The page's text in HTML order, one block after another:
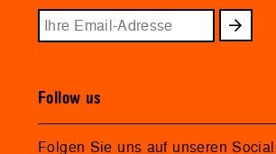
Follow us
Folgen Sie uns auf unseren